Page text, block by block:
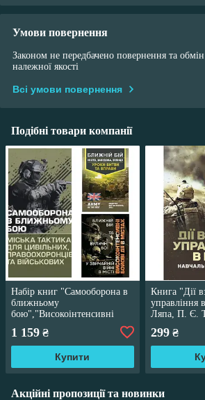
Умови повернення
Законом не передбачено повернення та
належної якості
Всі умови повернення
Подібні товари компанії
Набір книг "Самооборона в
ближньому
бою","Високоінтенсивні
містах","Ближній бій"
1 159 ₴
Купити
Книга "Дії
Ляпа, П. Є.
Панченко
299₴
Акційні пропозиції та новинки